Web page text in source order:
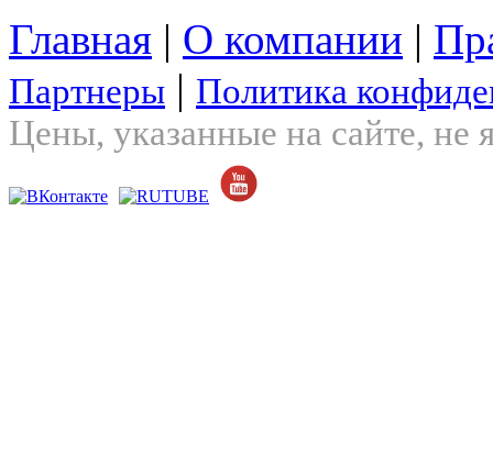
Главная | О компании |
Партнеры | Политика
Цены, указанные на сайте, не